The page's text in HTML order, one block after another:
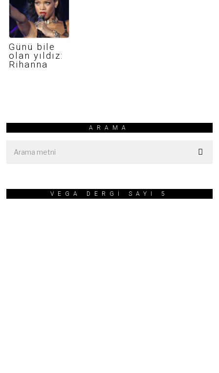
Günü bile
olan yıldız:
Rihanna
ARAMA
VEGA DERGİ SAYI 5